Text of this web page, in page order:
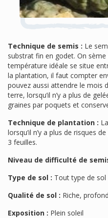
Technique de semis : Le
substrat fin en godet. On
température idéale se situe
la plantation, il faut compter
pouvez aussi attendre le mois
terre, lorsqu’il n’y a plus de
graines par poquets et
Technique de plantation :
lorsqu’il n’y a plus de risques
3 feuilles.
Niveau de difficulté de
Type de sol : Tout type de sol
Qualité de sol : Riche,
Exposition : Plein soleil